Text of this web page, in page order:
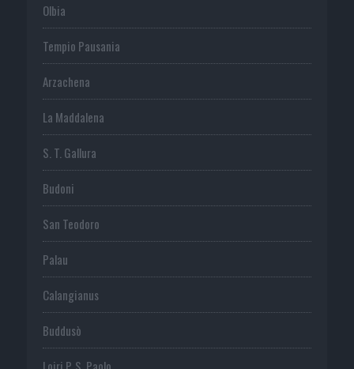
Olbia
Tempio Pausania
Arzachena
La Maddalena
S. T. Gallura
Budoni
San Teodoro
Palau
Calangianus
Buddusò